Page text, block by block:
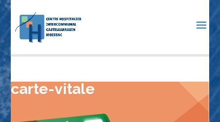
carte-vitale